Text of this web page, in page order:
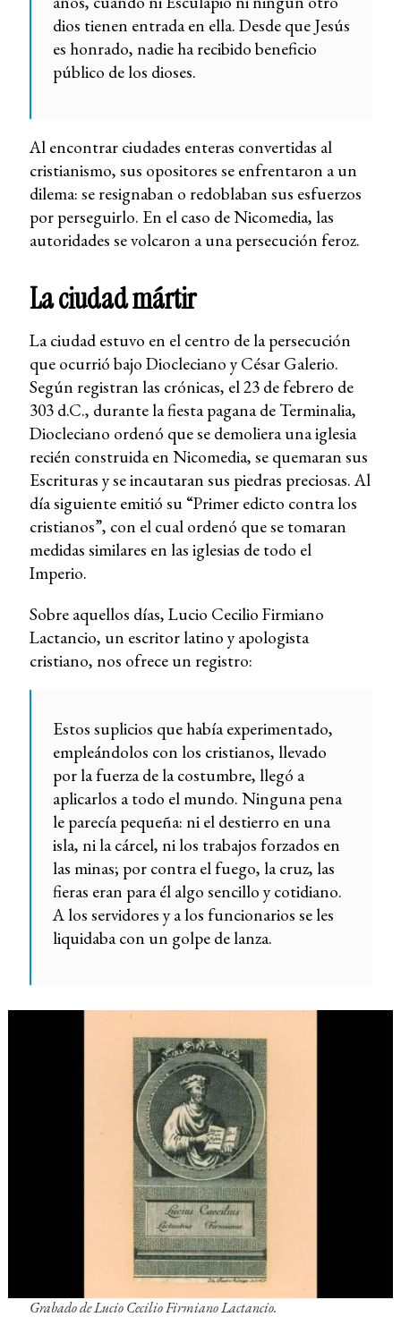
dios tienen entrada en ella. Desde que Jesús
es honrado, nadie ha recibido beneficio
público de los dioses.
Al encontrar ciudades enteras convertidas al
cristianismo, sus opositores se enfrentaron a un
dilema: se resignaban o redoblaban sus esfuerzos
por perseguirlo. En el caso de Nicomedia, las
autoridades se volcaron a una persecución feroz.
La ciudad mártir
La ciudad estuvo en el centro de la persecución
que ocurrió bajo Diocleciano y César Galerio.
Según registran las crónicas, el 23 de febrero de
303 d.C., durante la fiesta pagana de Terminalia,
Diocleciano ordenó que se demoliera una iglesia
recién construida en Nicomedia, se quemaran sus
Escrituras y se incautaran sus piedras preciosas. Al
día siguiente emitió su “Primer edicto contra los
cristianos”, con el cual ordenó que se tomaran
medidas similares en las iglesias de todo el
Imperio.
Sobre aquellos días, Lucio Cecilio Firmiano
Lactancio, un escritor latino y apologista
cristiano, nos ofrece un registro:
Estos suplicios que había experimentado,
empleándolos con los cristianos, llevado
por la fuerza de la costumbre, llegó a
aplicarlos a todo el mundo. Ninguna pena
le parecía pequeña: ni el destierro en una
isla, ni la cárcel, ni los trabajos forzados en
las minas; por contra el fuego, la cruz, las
fieras eran para él algo sencillo y cotidiano.
A los servidores y a los funcionarios se les
liquidaba con un golpe de lanza.
Grabado de Lucio Cecilio Firmiano Lactancio.